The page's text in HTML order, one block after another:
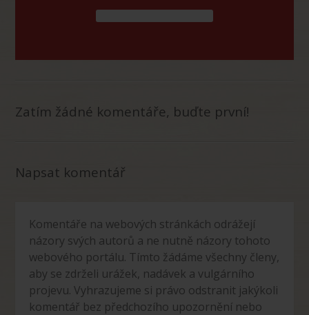
Zatím žádné komentáře, buďte první!
Napsat komentář
Komentáře na webových stránkách odrážejí
názory svých autorů a ne nutně názory tohoto
webového portálu. Tímto žádáme všechny členy,
aby se zdrželi urážek, nadávek a vulgárního
projevu. Vyhrazujeme si právo odstranit jakýkoli
komentář bez předchozího upozornění nebo